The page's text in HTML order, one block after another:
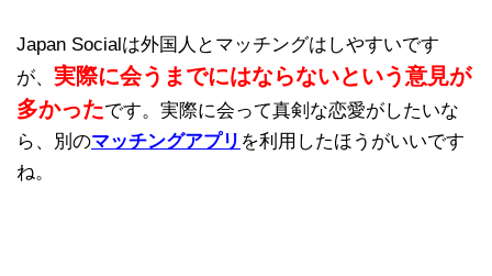
Japan Socialは外国人とマッチングはしやすいです
が、 実際に会うまでにはならないという意見が
多かったです。実際に会って真剣な恋愛がしたいな
ら、別のマッチングアプリ を利用したほうがいいです
ね。